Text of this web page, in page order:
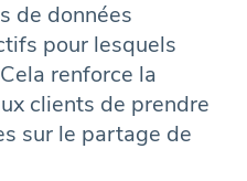
de données
pour lesquels
renforce la
clients de prendre
sur le partage de